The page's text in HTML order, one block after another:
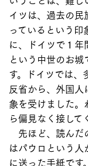
イツは、過去の
っているという
に、ドイツで１
という中世のお
す。ドイツでは、
反省から、外国人
象を受けました。
ら偏見なく接して
先ほど、読んだ
はパウロという
に送った手紙で